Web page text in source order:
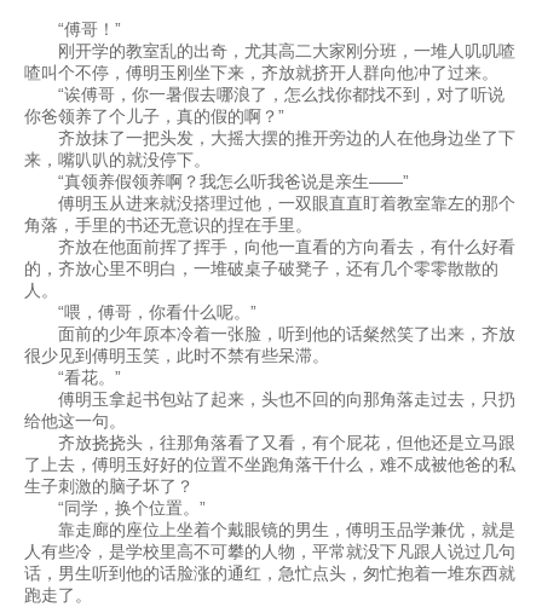
“傅哥！”
刚开学的教室乱的出奇，尤其高二大家刚分班，一堆人叽叽喳
喳叫个不停，傅明玉刚坐下来，齐放就挤开人群向他冲了过来。
“诶傅哥，你一暑假去哪浪了，怎么找你都找不到，对了听说
你爸领养了个儿子，真的假的啊？”
齐放抹了一把头发，大摇大摆的推开旁边的人在他身边坐了下
来，嘴叭叭的就没停下。
“真领养假领养啊？我怎么听我爸说是亲生——”
傅明玉从进来就没搭理过他，一双眼直直盯着教室靠左的那个
角落，手里的书还无意识的捏在手里。
齐放在他面前挥了挥手，向他一直看的方向看去，有什么好看
的，齐放心里不明白，一堆破桌子破凳子，还有几个零零散散的
人。
“喂，傅哥，你看什么呢。”
面前的少年原本冷着一张脸，听到他的话粲然笑了出来，齐放
很少见到傅明玉笑，此时不禁有些呆滞。
“看花。”
傅明玉拿起书包站了起来，头也不回的向那角落走过去，只扔
给他这一句。
齐放挠挠头，往那角落看了又看，有个屁花，但他还是立马跟
了上去，傅明玉好好的位置不坐跑角落干什么，难不成被他爸的私
生子刺激的脑子坏了？
“同学，换个位置。”
靠走廊的座位上坐着个戴眼镜的男生，傅明玉品学兼优，就是
人有些冷，是学校里高不可攀的人物，平常就没下凡跟人说过几句
话，男生听到他的话脸涨的通红，急忙点头，匆忙抱着一堆东西就
跑走了。